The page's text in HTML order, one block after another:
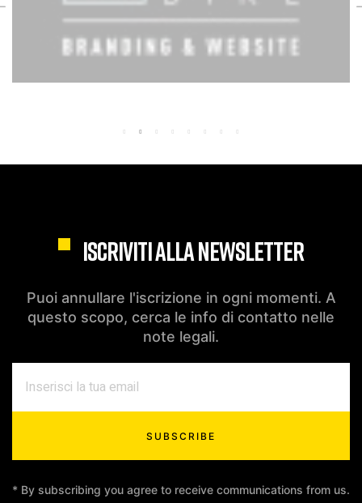
ISCRIVITI ALLA NEWSLETTER
Puoi annullare l'iscrizione in ogni momenti. A
questo scopo, cerca le info di contatto nelle
note legali.
SUBSCRIBE
* By subscribing you agree to receive communications from us.